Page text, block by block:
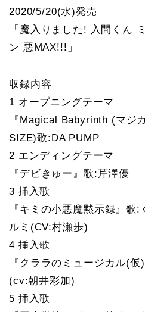
2020/5/20(水)発売
「魔入りました! 入間くん
ン 悪MAX!!!」
収録内容
1 オープニングテーマ
『Magical Babyrinth (マジ
SIZE)歌:DA PUMP
2 エンディングテーマ
『デビきゅー』歌:芹澤優
3 挿入歌
『キミの小悪魔黙示録』歌
ルミ(CV:村瀬歩)
4 挿入歌
『クララのミュージカル(
(cv:朝井彩加)
5 挿入歌